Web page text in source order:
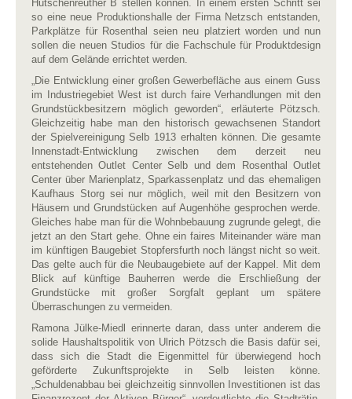
Hutschenreuther B stellen können. In einem ersten Schritt sei
so eine neue Produktionshalle der Firma Netzsch entstanden,
Parkplätze für Rosenthal seien neu platziert worden und nun
sollen die neuen Studios für die Fachschule für Produktdesign
auf dem Gelände errichtet werden.
„Die Entwicklung einer großen Gewerbefläche aus einem Guss
im Industriegebiet West ist durch faire Verhandlungen mit den
Grundstückbesitzern möglich geworden“, erläuterte Pötzsch.
Gleichzeitig habe man den historisch gewachsenen Standort
der Spielvereinigung Selb 1913 erhalten können. Die gesamte
Innenstadt-Entwicklung zwischen dem derzeit neu
entstehenden Outlet Center Selb und dem Rosenthal Outlet
Center über Marienplatz, Sparkassenplatz und das ehemaligen
Kaufhaus Storg sei nur möglich, weil mit den Besitzern von
Häusern und Grundstücken auf Augenhöhe gesprochen werde.
Gleiches habe man für die Wohnbebauung zugrunde gelegt, die
jetzt an den Start gehe. Ohne ein faires Miteinander wäre man
im künftigen Baugebiet Stopfersfurth noch längst nicht so weit.
Das gelte auch für die Neubaugebiete auf der Kappel. Mit dem
Blick auf künftige Bauherren werde die Erschließung der
Grundstücke mit großer Sorgfalt geplant um spätere
Überraschungen zu vermeiden.
Ramona Jülke-Miedl erinnerte daran, dass unter anderem die
solide Haushaltspolitik von Ulrich Pötzsch die Basis dafür sei,
dass sich die Stadt die Eigenmittel für überwiegend hoch
geförderte Zukunftsprojekte in Selb leisten könne.
„Schuldenabbau bei gleichzeitig sinnvollen Investitionen ist das